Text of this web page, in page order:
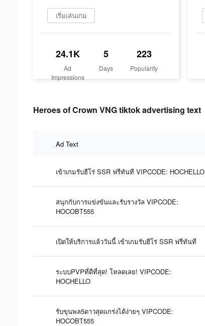
เริ่มเล่นเกม
24.1K
Ad
Impressions
5
Days
223
Popularity
Heroes of Crown VNG tiktok advertising text
Ad Text
เข้าเกมรับฮีโร่ SSR ฟรีทันที VIPCODE: HOCHELLO
สนุกกับการแข่งขันและรับรางวัล VIPCODE:
HOCOBT555
เปิดให้บริการแล้ววันนี้ เข้าเกมรับฮีโร่ SSR ฟรีทันที
ระบบPVPที่ดีที่สุด! โหลดเลย! VIPCODE:
HOCHELLO
รับขุนพล5ดาวสุดแกร่งได้ง่ายๆ VIPCODE:
HOCOBT555